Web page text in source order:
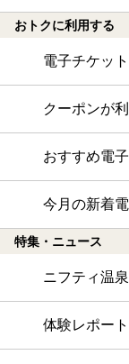
おトクに利用する
電子チケッ
クーポンが
おすすめ電
今月の新着
特集・ニュース
ニフティ温
体験レポート